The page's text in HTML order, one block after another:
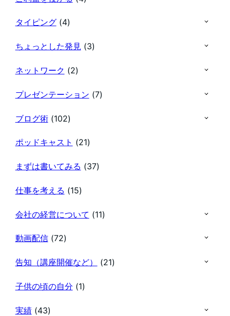
タイピング(4)
ちょっとした発見 (3)
ネットワーク (2)
プレゼンテーション (7)
ブログ術(102)
ポッドキャスト (21)
まずは書いてみる (37)
仕事を考える (15)
会社の経営について (11)
動画配信(72)
告知（講座開催など） (21)
子供の頃の自分 (1)
実績(43)